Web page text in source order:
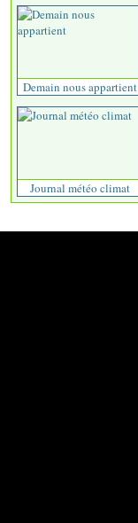
Demain nous appartient
Journal météo climat